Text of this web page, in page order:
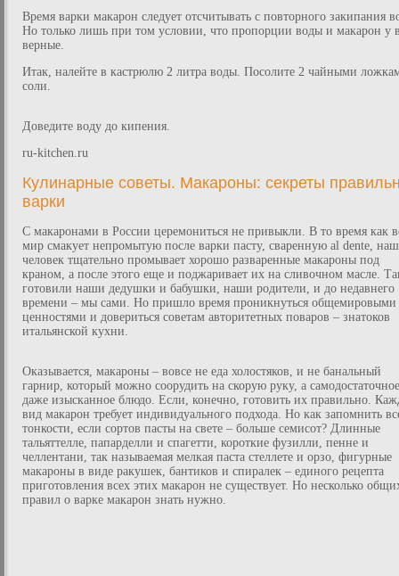
Время варки макарон следует отсчитывать с повторного закипания
Но только лишь при том условии, что пропорции воды и макарон у
верные.
Итак, налейте в кастрюлю 2 литра воды. Посолите 2 чайными
соли.
Доведите воду до кипения.
ru-kitchen.ru
Кулинарные советы. Макароны: секреты
варки
С макаронами в России церемониться не привыкли. В то время как
мир смакует непромытую после варки пасту, сваренную al dente, наш
человек тщательно промывает хорошо разваренные макароны под
краном, а после этого еще и поджаривает их на сливочном масле.
готовили наши дедушки и бабушки, наши родители, и до недавнего
времени – мы сами. Но пришло время проникнуться общемировыми
ценностями и довериться советам авторитетных поваров – знатоков
итальянской кухни.
Оказывается, макароны – вовсе не еда холостяков, и не банальный
гарнир, который можно соорудить на скорую руку, а
даже изысканное блюдо. Если, конечно, готовить их правильно.
вид макарон требует индивидуального подхода. Но как запомнить
тонкости, если сортов пасты на свете – больше семисот? Длинные
тальяттелле, папарделли и спагетти, короткие фузилли, пенне и
челлентани, так называемая мелкая паста стеллете и орзо, фигурные
макароны в виде ракушек, бантиков и спиралек – единого рецепта
приготовления всех этих макарон не существует. Но несколько
правил о варке макарон знать нужно.